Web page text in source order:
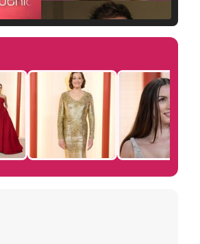
Manu Baqueiro: "Tuve como referente a Bruce Willis en 'Luz de Luna' para mi trabajo en la serie 'Perdiendo el juicio'"